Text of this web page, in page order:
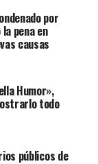
por
pena en
causas
Humor»,
todo
públicos de